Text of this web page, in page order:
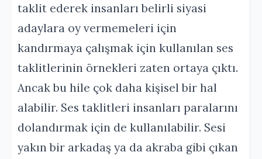
taklit ederek insanları belirli siyasi
adaylara oy vermemeleri için
kandırmaya çalışmak için kullanılan ses
taklitlerinin örnekleri zaten ortaya çıktı.
Ancak bu hile çok daha kişisel bir hal
alabilir. Ses taklitleri insanları paralarını
dolandırmak için de kullanılabilir. Sesi
yakın bir arkadaş ya da akraba gibi çıkan